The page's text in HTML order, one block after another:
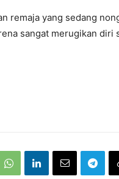
remaja yang sedang
sangat merugikan diri